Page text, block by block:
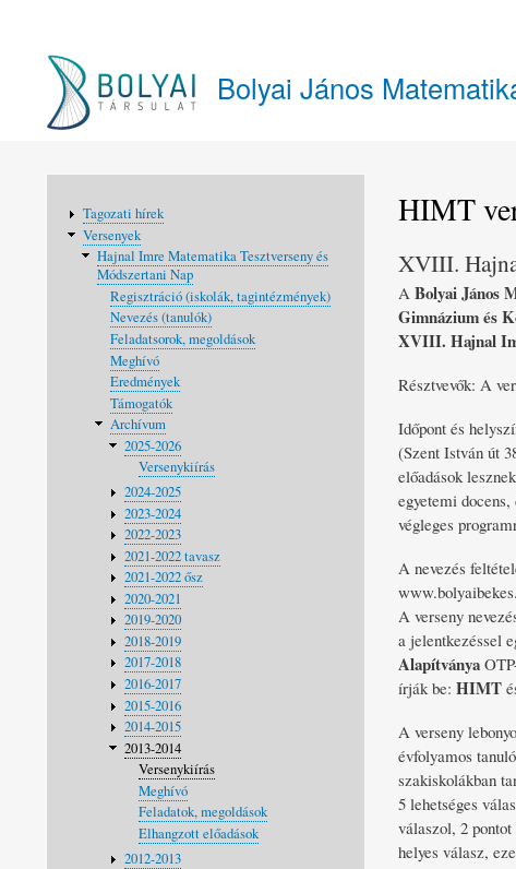
fiók
menüje
Bolyai János
HIMT
XVIII.
A Bolyai János
Gimnázium és
XVIII. Hajnal
Résztvevők: A
Időpont és
(Szent István út
előadások
egyetemi
végleges
A nevezés
A verseny
a jelentkezéssel
Alapítványa
írják be: HIMT
A verseny
évfolyamos
szakiskolákban
5 lehetséges
válaszol, 2
helyes válasz,
navigáció
Tagozati hírek
Versenyek
Hajnal Imre Matematika Tesztverseny és
Módszertani Nap
Regisztráció (iskolák, tagintézmények)
Nevezés (tanulók)
Feladatsorok, megoldások
Meghívó
Eredmények
Támogatók
Archívum
2025-2026
Versenykiírás
2024-2025
2023-2024
2022-2023
2021-2022 tavasz
2021-2022 ősz
2020-2021
2019-2020
2018-2019
2017-2018
2016-2017
2015-2016
2014-2015
2013-2014
Versenykiírás
Meghívó
Feladatok, megoldások
Elhangzott előadások
2012-2013